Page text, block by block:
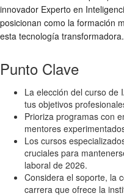
innovador Experto en
posicionan como la formación
esta tecnología transformadora.
Punto Clave
La elección del curso de
tus objetivos
Prioriza programas con
mentores
Los cursos
cruciales para
laboral de 2026.
Considera el soporte, la
carrera que ofrece la